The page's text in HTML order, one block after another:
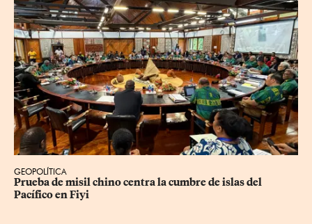
GEOPOLÍTICA
Prueba de misil chino centra la cumbre de islas del
Pacífico en Fiyi